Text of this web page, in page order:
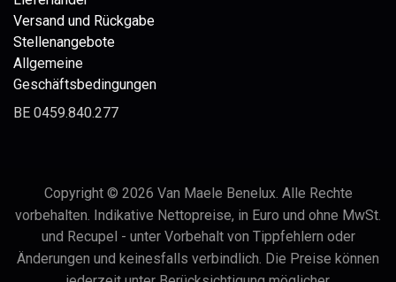
Versand und Rückgabe
Stellenangebote
Allgemeine
Geschäftsbedingungen
BE 0459.840.277
Copyright © 2026 Van Maele Benelux. Alle Rechte
vorbehalten. Indikative Nettopreise, in Euro und ohne MwSt.
und Recupel - unter Vorbehalt von Tippfehlern oder
Änderungen und keinesfalls verbindlich. Die Preise können